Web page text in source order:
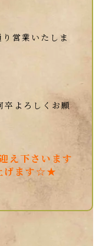
営業いたしま
卒よろしくお願
え下さいます
げます☆★